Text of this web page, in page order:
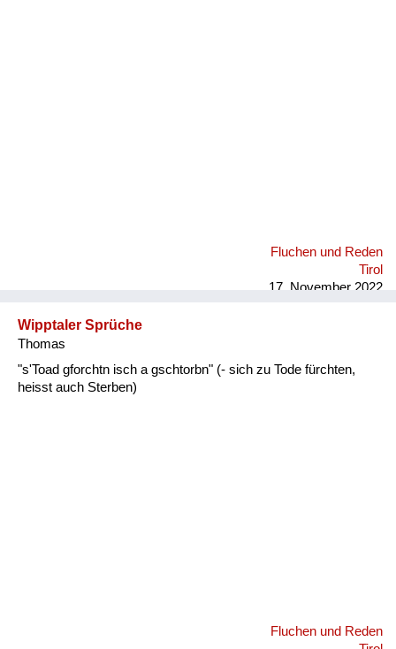
Fluchen und Reden
Tirol
17. November 2022
Wipptaler Sprüche
Thomas
"s'Toad gforchtn isch a gschtorbn" (- sich zu Tode fürchten,
heisst auch Sterben)
Fluchen und Reden